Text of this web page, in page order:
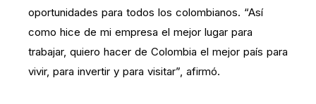
oportunidades para todos los colombianos. “Así
como hice de mi empresa el mejor lugar para
trabajar, quiero hacer de Colombia el mejor país para
vivir, para invertir y para visitar”, afirmó.